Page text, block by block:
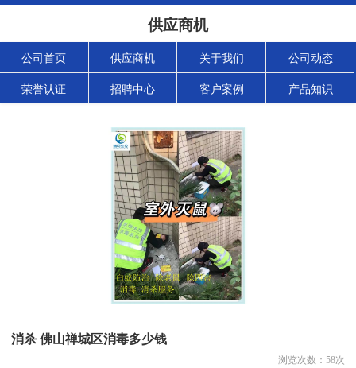
供应商机
公司首页 供应商机 关于我们 公司动态
荣誉认证 招聘中心 客户案例 产品知识
消杀 佛山禅城区消毒多少钱
浏览次数： 58次